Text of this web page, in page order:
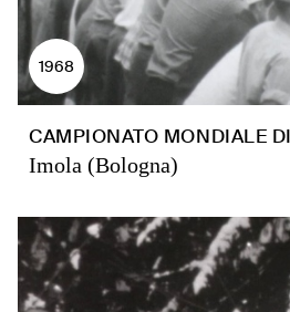
1968
CAMPIONATO MONDIALE
Imola (Bologna)